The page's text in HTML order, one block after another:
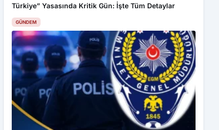
Türkiye” Yasasında Kritik Gün: İşte Tüm Detaylar
GÜNDEM